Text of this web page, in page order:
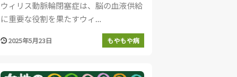
ウィリス動脈輪閉塞症は、脳の血液供給
に重要な役割を果たすウィ...
2025年5月23日 もやもや病